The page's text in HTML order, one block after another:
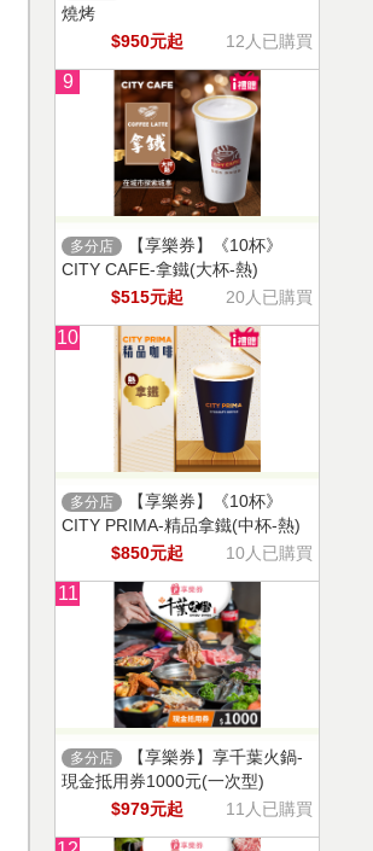
燒烤
$950元起
12人已購買
9
多分店
【享樂券】《10杯》
CITY CAFE-拿鐵(大杯-熱)
$515元起
20人已購買
10
多分店
【享樂券】《10杯》
CITY PRIMA-精品拿鐵(中杯-熱)
$850元起
10人已購買
11
多分店
【享樂券】享千葉火鍋-
現金抵用券1000元(一次型)
$979元起
11人已購買